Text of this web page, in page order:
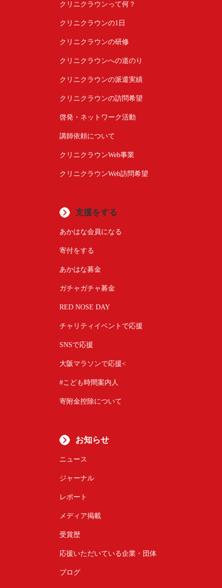
クリニクラウンって何？
クリニクラウンの1日
クリニクラウンの研修
クリニクラウンへの道のり
クリニクラウンの派遣実績
クリニクラウンの訪問希望
啓発・ネットワーク活動
講師依頼について
クリニクラウンWeb事業
クリニクラウンWeb訪問希望
支援をする
あかはな会員になる
寄付をする
あかはな募金
ガチャガチャ募金
RED NOSE DAY
チャリティイベントで応援
SNSで応援
大阪マラソンで応援<
#こども時間案内人
寄附金控除について
お知らせ
ニュース
ジャーナル
レポート
メディア掲載
受賞歴
応援いただいている企業・団体
ブログ